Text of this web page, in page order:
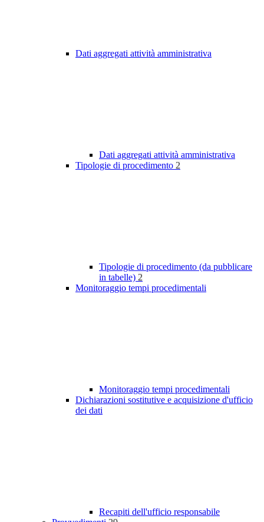
Dati aggregati attività amministrativa
Dati aggregati attività amministrativa
Tipologie di procedimento 2
Tipologie di procedimento (da pubblicare
in tabelle) 2
Monitoraggio tempi procedimentali
Monitoraggio tempi procedimentali
Dichiarazioni sostitutive e acquisizione d'ufficio
dei dati
Recapiti dell'ufficio responsabile